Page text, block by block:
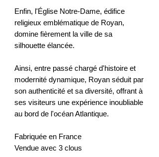
Enfin, l'Église Notre-Dame, édifice
religieux emblématique de Royan,
domine fièrement la ville de sa
silhouette élancée.
Ainsi, entre passé chargé d'histoire et
modernité dynamique, Royan séduit par
son authenticité et sa diversité, offrant à
ses visiteurs une expérience inoubliable
au bord de l'océan Atlantique.
Fabriquée en France
Vendue avec 3 clous